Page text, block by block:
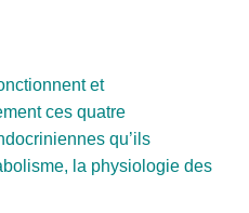
et
ces quatre
qu’ils
la physiologie des